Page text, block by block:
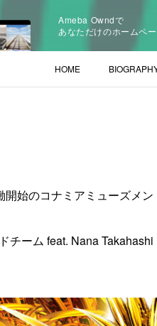
Ameba Owndで
あなただけのホームペ
HOME
始のコナミアミューズメ
チーム feat. Nana Takahashi